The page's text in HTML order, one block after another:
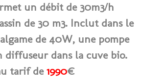
un débit de 30m3/h
de 30 m3. Inclut dans le
de 40W, une pompe
diffuseur dans la cuve bio.
tarif de1990€